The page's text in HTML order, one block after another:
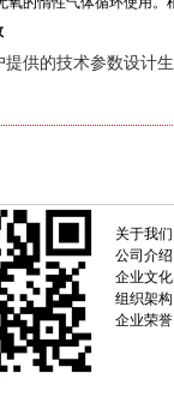
提供的技术参数设计
关于我们
公司介绍
企业文化
组织架构
企业荣誉